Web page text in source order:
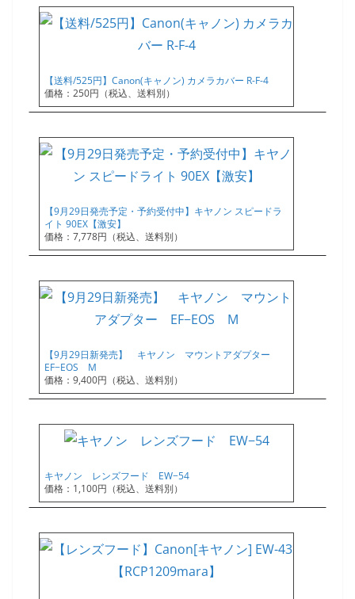
【送料/525円】Canon(キャノン) カメラカバー R-F-4
価格：250円（税込、送料別）
【9月29日発売予定・予約受付中】キヤノン スピードラ
イト 90EX【激安】
価格：7,778円（税込、送料別）
【9月29日新発売】 キヤノン マウントアダプター
EF−EOS M
価格：9,400円（税込、送料別）
キヤノン レンズフード EW−54
価格：1,100円（税込、送料別）